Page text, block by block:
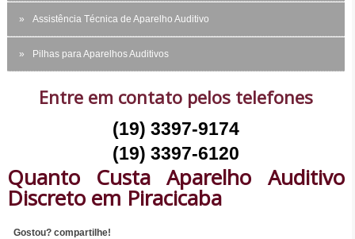
Assistência Técnica de Aparelho Auditivo
Pilhas para Aparelhos Auditivos
Entre em contato pelos telefones
(19) 3397-9174
(19) 3397-6120
Quanto Custa Aparelho Auditivo
Discreto em Piracicaba
Gostou? compartilhe!